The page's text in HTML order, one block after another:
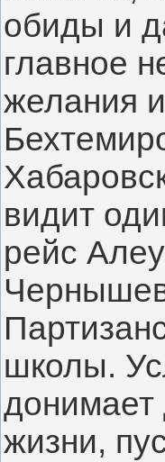
обиды и
главное
желания
видит
рейс
школы.
жизни,